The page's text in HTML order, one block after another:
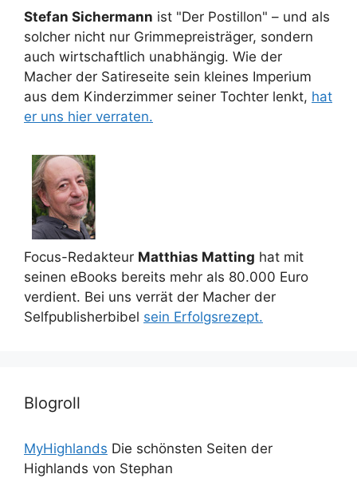
Stefan Sichermann ist "Der Postillon" – und als
solcher nicht nur Grimmepreisträger, sondern
auch wirtschaftlich unabhängig. Wie der
Macher der Satireseite sein kleines Imperium
aus dem Kinderzimmer seiner Tochter lenkt, hat
er uns hier verraten.
Focus-Redakteur Matthias Matting hat mit
seinen eBooks bereits mehr als 80.000 Euro
verdient. Bei uns verrät der Macher der
Selfpublisherbibel sein Erfolgsrezept.
Blogroll
MyHighlands Die schönsten Seiten der
Highlands von Stephan